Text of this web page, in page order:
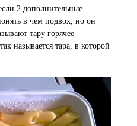
2 дополнительные
в чем подвох, но он
тару горячее
называется тара, в которой